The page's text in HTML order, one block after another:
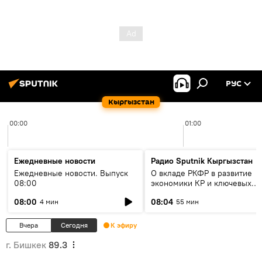
Кыргызстан
РУС
00:00 01:00
Ежедневные новости
Ежедневные новости. Выпуск
08:00
08:00 4 мин
Радио Sputnik Кыргызстан
О вкладе РКФР в развитие
экономики КР и ключевых
08:04 55 мин
Вчера Сегодня К эфиру
г. Бишкек 89.3